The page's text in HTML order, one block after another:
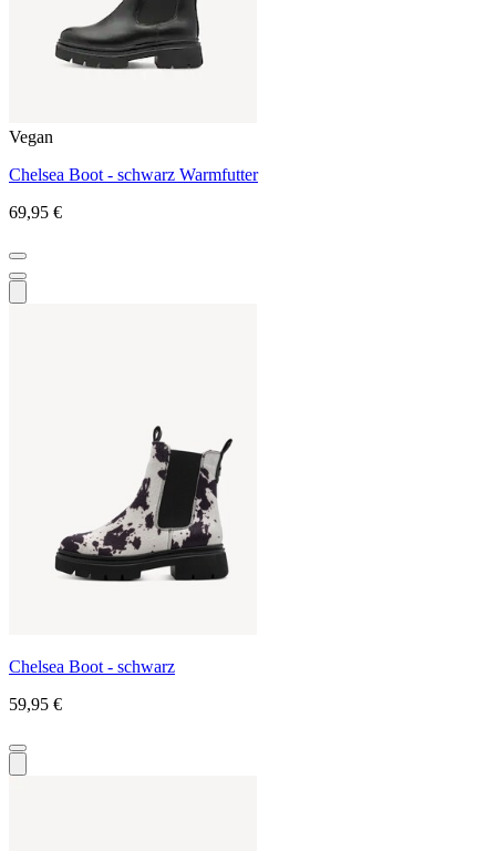
Vegan
Chelsea Boot - schwarz Warmfutter
69,95 €
Chelsea Boot - schwarz
59,95 €